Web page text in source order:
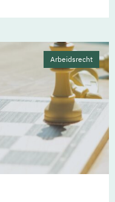
Arbeidsrecht